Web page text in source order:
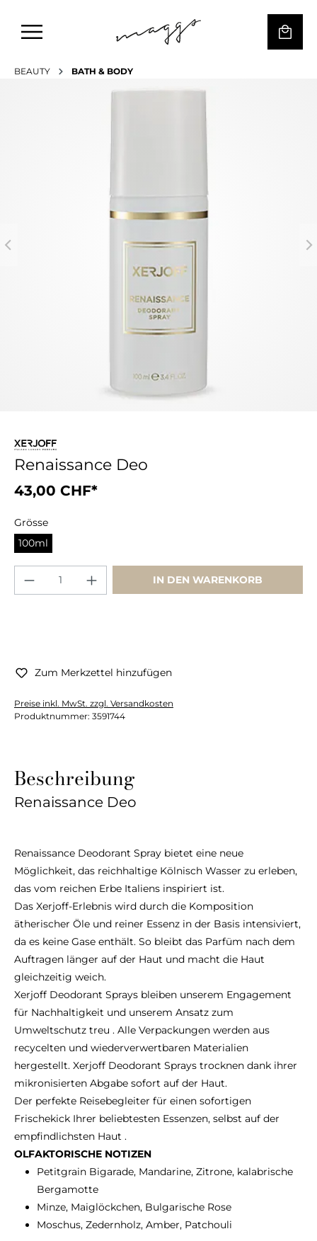
BEAUTY BATH & BODY
Renaissance Deo
43,00 CHF*
Grösse
100ml
IN DEN WARENKORB
Zum Merkzettel hinzufügen
Preise inkl. MwSt. zzgl. Versandkosten
Produktnummer: 3591744
Beschreibung
Renaissance Deo
Renaissance Deodorant Spray bietet eine neue
Möglichkeit, das reichhaltige Kölnisch Wasser zu erleben,
das vom reichen Erbe Italiens inspiriert ist.
Das Xerjoff-Erlebnis wird durch die Komposition
ätherischer Öle und reiner Essenz in der Basis intensiviert,
da es keine Gase enthält. So bleibt das Parfüm nach dem
Auftragen länger auf der Haut und macht die Haut
gleichzeitig weich.
Xerjoff Deodorant Sprays bleiben unserem Engagement
für Nachhaltigkeit und unserem Ansatz zum
Umweltschutz treu . Alle Verpackungen werden aus
recycelten und wiederverwertbaren Materialien
hergestellt. Xerjoff Deodorant Sprays trocknen dank ihrer
mikronisierten Abgabe sofort auf der Haut.
Der perfekte Reisebegleiter für einen sofortigen
Frischekick Ihrer beliebtesten Essenzen, selbst auf der
empfindlichsten Haut .
OLFAKTORISCHE NOTIZEN
Petitgrain Bigarade, Mandarine, Zitrone, kalabrische
Bergamotte
Minze, Maiglöckchen, Bulgarische Rose
Moschus, Zedernholz, Amber, Patchouli